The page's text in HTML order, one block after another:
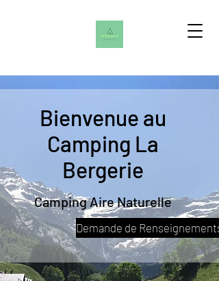
Bienvenue au
Camping La
Bergerie
Camping Aire Naturelle
Demande de Renseignements